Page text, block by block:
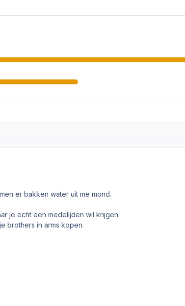
er bakken water uit me mond.
je echt een medelijden wil krijgen
brothers in arms kopen.